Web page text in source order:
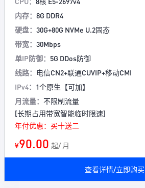
内存： 8G DDR4
硬盘： 30G+80G NVMe U.2固态
带宽： 30Mbps
单IP防御： 5G DDos防御
线路： 电信CN2+联通CUVIP+移动CMI
IPv4： 1个原生【可加】
月流量： 不限制流量
[长期占用带宽智能临时限速]
年付优惠：买十送二
¥90.00 起/ 月
查看详情/立即购买